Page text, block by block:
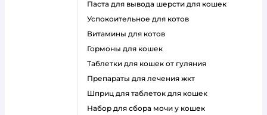
паста для вывода шерсти для кошек
успокоительное для котов
витамины для котов
гормоны для кошек
таблетки для кошек от гуляния
препараты для лечения жкт
шприц для таблеток для кошек
набор для сбора мочи у кошек